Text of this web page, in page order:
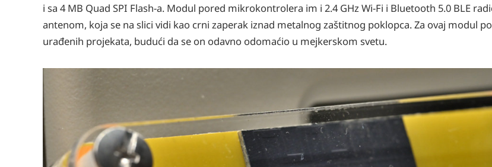
i sa 4 MB Quad SPI Flash-a. Modul pored mikrokontrolera im i 2.4 GHz Wi-Fi i Bluetooth 5.0 BLE
antenom, koja se na slici vidi kao crni zaperak iznad metalnog zaštitnog poklopca. Za ovaj modul
urađenih projekata, budući da se on odavno odomaćio u mejkerskom svetu.